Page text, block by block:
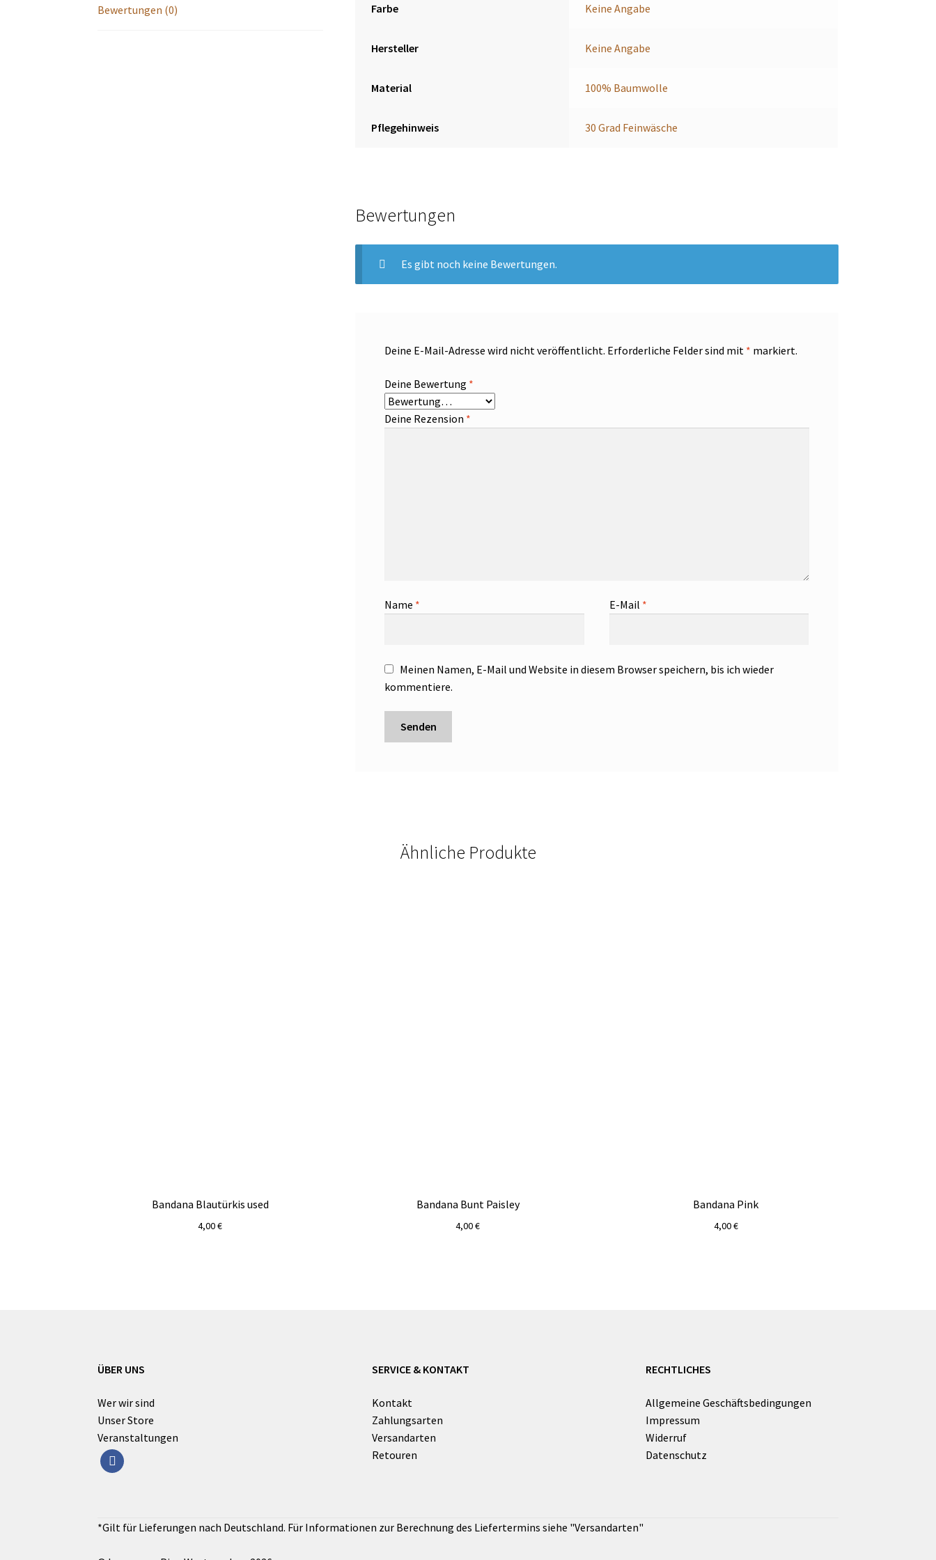
Bewertungen (0) Farbe Keine Angabe
Hersteller Keine Angabe
Material 100% Baumwolle
Pflegehinweis 30 Grad Feinwäsche
Bewertungen
Es gibt noch keine Bewertungen.
Deine E-Mail-Adresse wird nicht veröffentlicht. Erforderliche Felder sind mit * markiert.
Deine Bewertung *
Deine Rezension *
Name * E-Mail *
Meinen Namen, E-Mail und Website in diesem Browser speichern, bis ich wieder
kommentiere.
Ähnliche Produkte
Bandana Blautürkis used
4,00€
Bandana Bunt Paisley
4,00€
Bandana Pink
4,00€
ÜBER UNS
Wer wir sind
Unser Store
Veranstaltungen
facebook
SERVICE & KONTAKT
Kontakt
Zahlungsarten
Versandarten
Retouren
RECHTLICHES
Allgemeine Geschäftsbedingungen
Impressum
Widerruf
Datenschutz